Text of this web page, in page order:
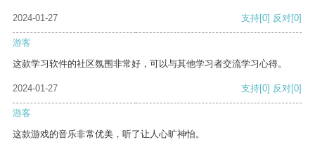
2024-01-27 支持[0] 反对[0]
游客
这款学习软件的社区氛围非常好，可以与其他学习者交流学习心得。
2024-01-27 支持[0] 反对[0]
游客
这款游戏的音乐非常优美，听了让人心旷神怡。